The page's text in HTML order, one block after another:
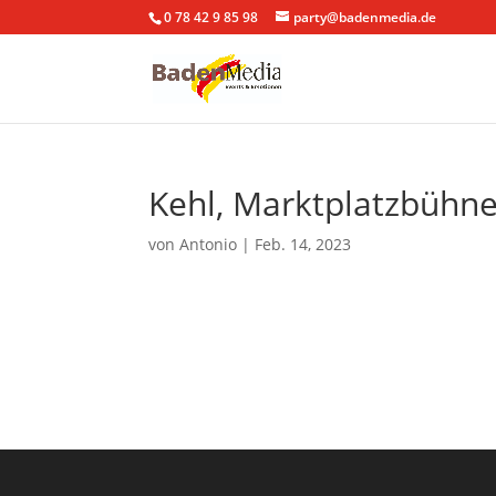
0 78 42 9 85 98 party@badenmedia.de
Kehl,
vonAntonio | Feb. 14, 2023